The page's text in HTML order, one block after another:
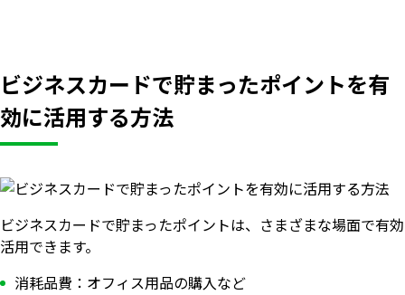
ビジネスカードで貯まったポイントを有
効に活用する方法
ビジネスカードで貯まったポイントは、さまざまな場面で有効
活用できます。
消耗品費：オフィス用品の購入など